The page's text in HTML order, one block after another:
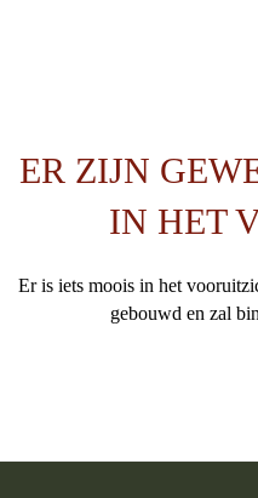
ER ZIJN
IN HET
Er is iets moois in het
gebouwd en zal